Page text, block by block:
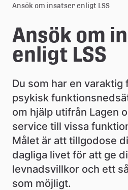
l
e
å
k
o
m
m
u
n
Ansök om insatser enligt LSS
Ansök om
enligt LSS
Du som har en varaktig
psykisk
om hjälp utifrån Lagen
service till vissa
Målet är att tillgodose
dagliga livet för att ge
levnadsvillkor och ett
som möjligt.